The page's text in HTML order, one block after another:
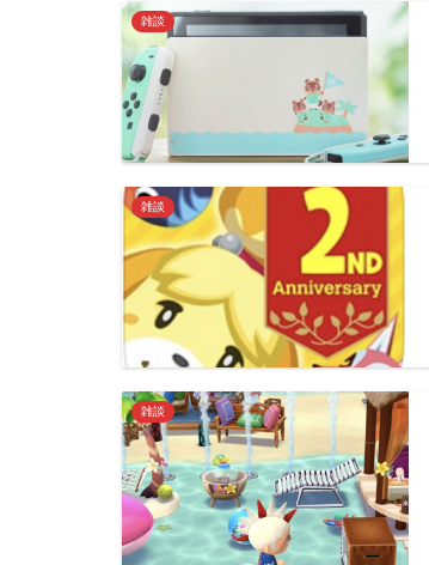
雑談
雑談
雑談